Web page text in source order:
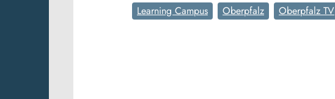
Learning Campus
Oberpfalz Oberpfalz TV